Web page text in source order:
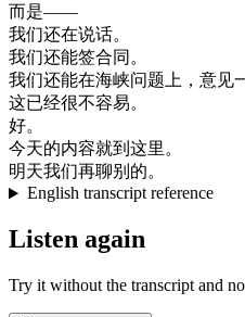
而是——
我们还在说话。
我们还能签合同 。
我们还能在海峡问题上 ， 意见
这已经很不容易。
好。
今天的内容就到 这里。
明天我们再聊别的。
English transcript reference
Listen again
Try it without the transcript and